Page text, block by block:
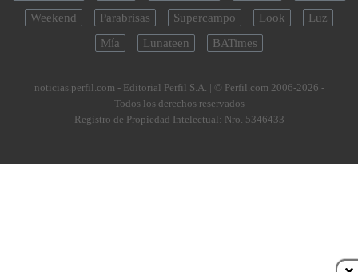
Weekend
Parabrisas Supercampo Look
Luz
Mía
Lunateen BATimes
noticias.perfil.com - Editorial Perfil S.A. | © Perfil.com 2006-2026 -
Todos los derechos reservados
Registro de Propiedad Intelectual: Nro. 5346433